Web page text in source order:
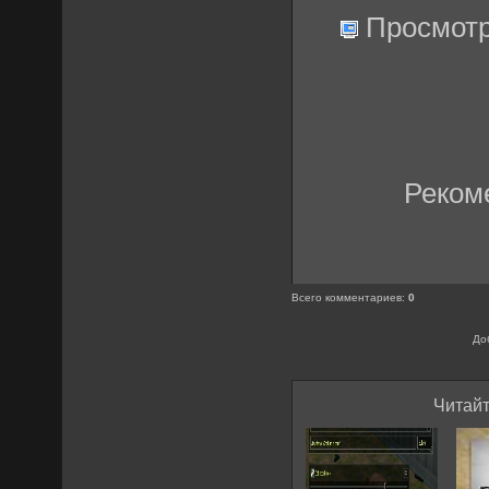
Всего комментариев:0